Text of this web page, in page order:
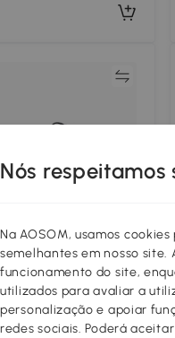
Nós
Na AOSOM, usamos
semelhantes em nosso site.
funcionamento do site,
utilizados para avaliar a
personalização e apoiar
redes sociais. Poderá